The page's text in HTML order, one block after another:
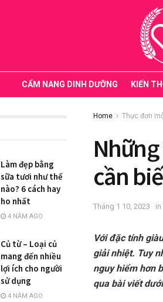
CẨM NANG DINH DƯỠNG KIẾN
Home Thực đơn
cần
Tháng 1 10, 2023 in
Với đặc tính
giải nhiệt. Tuy
nguy hiểm hơn
qua bài viết
Làm đẹp bằng
sữa tươi như thế
nào? 6 cách hay
ho nhất
4 NĂM AGO
Củ từ – Loại củ
mang đến nhiều
lợi ích cho người
sử dụng
4 NĂM AGO